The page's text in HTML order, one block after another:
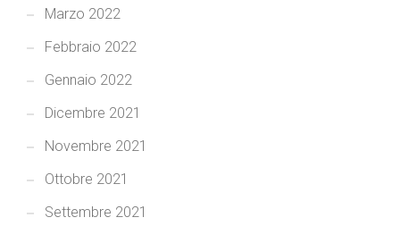
Marzo 2022
Febbraio 2022
Gennaio 2022
Dicembre 2021
Novembre 2021
Ottobre 2021
Settembre 2021